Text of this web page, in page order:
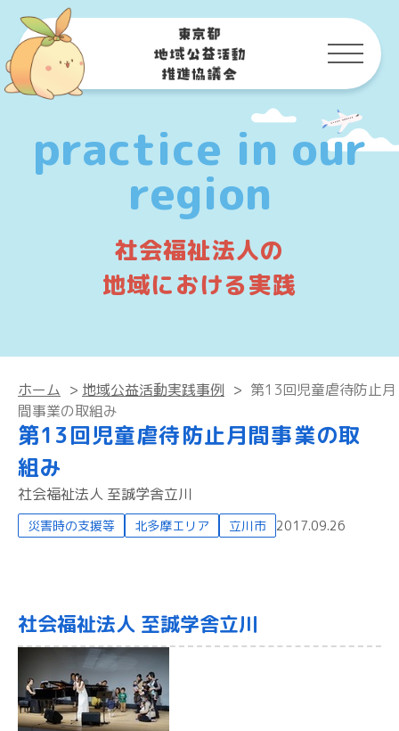
practice in our
region
社会福祉法人の
地域における実践
ホーム > 地域公益活動実践事例 > 第13回児童虐待防止月
間事業の取組み
第13回児童虐待防止月間事業の取
組み
社会福祉法人 至誠学舎立川
災害時の支援等 北多摩エリア 立川市 2017.09.26
社会福祉法人 至誠学舎立川